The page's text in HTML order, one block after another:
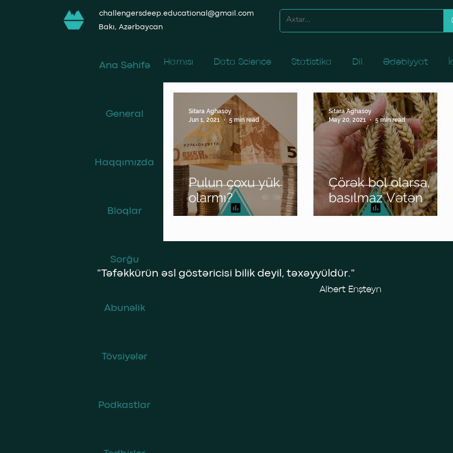
challengersdeep.educational@gmail.com
Bakı, Azərbaycan
Hamısı Data Science Statistika Dil Ədəbiyyat
361-ci bucaq İnsan Resurslarının İdarəedilməsi Yerli və
Müəllifin kitabxanasından
Pulun çoxu yük
olarmı?
Sitara Aghasoy
Jun 1, 2021
5 min read
Çörək bol olarsa,
basılmaz Vətən
Sitara Aghasoy
May 20, 2021
5 min read
"Təfəkkürün əsl göstəricisi bilik deyil, təxəyyüldür."
Albert Enşteyn
Ana Səhifə
General
Haqqımızda
Bloqlar
Sorğu
Abunəlik
Tövsiyələr
Podkastlar